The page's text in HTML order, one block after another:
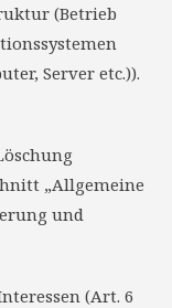
(Betrieb
Server etc.)).
„Allgemeine
und
(Art. 6